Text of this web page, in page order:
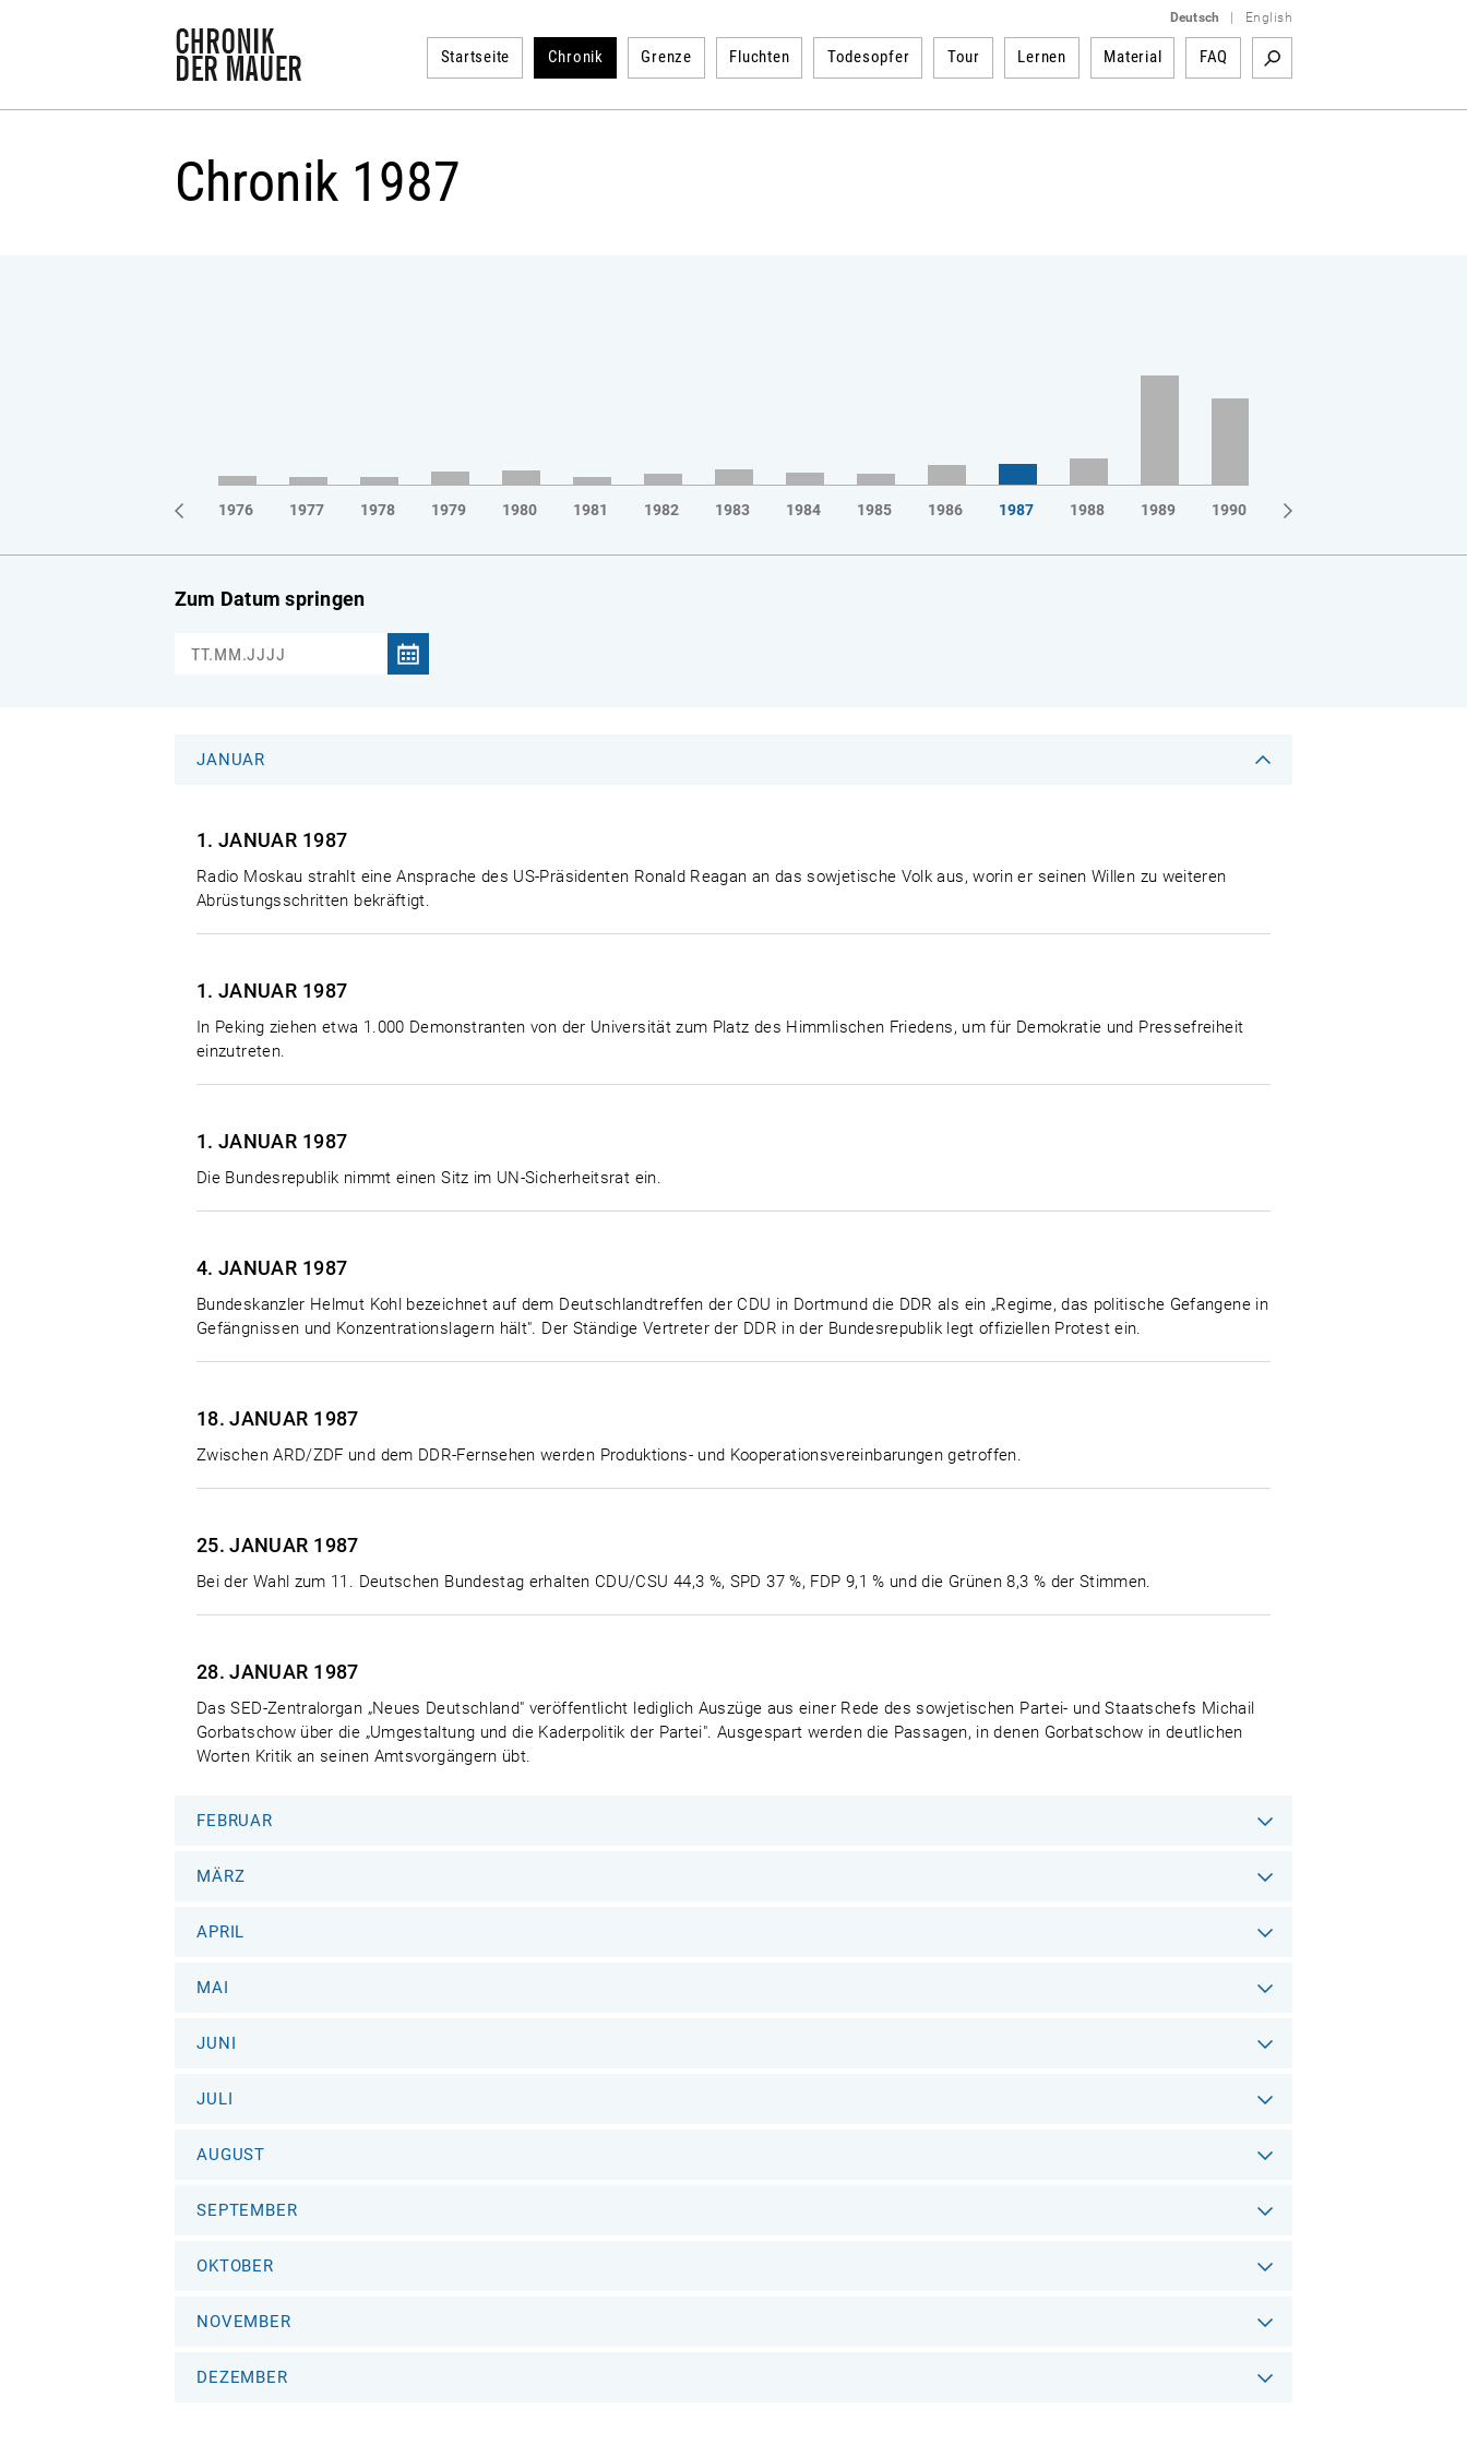
Deutsch English
Startseite Chronik Grenze Fluchten Todesopfer Tour Lernen Material FAQ
Chronik 1987
1975 1976 1977 1978 1979 1980 1981 1982 1983 1984 1985 1986 1987 1988 1989 1990
Zum Datum springen
JANUAR
1. JANUAR 1987
Radio Moskau strahlt eine Ansprache des US-Präsidenten Ronald Reagan an das sowjetische Volk aus, worin er seinen Willen zu weiteren
Abrüstungsschritten bekräftigt.
1. JANUAR 1987
In Peking ziehen etwa 1.000 Demonstranten von der Universität zum Platz des Himmlischen Friedens, um für Demokratie und Pressefreiheit
einzutreten.
1. JANUAR 1987
Die Bundesrepublik nimmt einen Sitz im UN-Sicherheitsrat ein.
4. JANUAR 1987
Bundeskanzler Helmut Kohl bezeichnet auf dem Deutschlandtreffen der CDU in Dortmund die DDR als ein „Regime, das politische Gefangene in
Gefängnissen und Konzentrationslagern hält". Der Ständige Vertreter der DDR in der Bundesrepublik legt offiziellen Protest ein.
18. JANUAR 1987
Zwischen ARD/ZDF und dem DDR-Fernsehen werden Produktions- und Kooperationsvereinbarungen getroffen.
25. JANUAR 1987
Bei der Wahl zum 11. Deutschen Bundestag erhalten CDU/CSU 44,3 %, SPD 37 %, FDP 9,1 % und die Grünen 8,3 % der Stimmen.
28. JANUAR 1987
Das SED-Zentralorgan „Neues Deutschland" veröffentlicht lediglich Auszüge aus einer Rede des sowjetischen Partei- und Staatschefs Michail
Gorbatschow über die „Umgestaltung und die Kaderpolitik der Partei". Ausgespart werden die Passagen, in denen Gorbatschow in deutlichen
Worten Kritik an seinen Amtsvorgängern übt.
FEBRUAR
MÄRZ
APRIL
MAI
JUNI
JULI
AUGUST
SEPTEMBER
OKTOBER
NOVEMBER
DEZEMBER